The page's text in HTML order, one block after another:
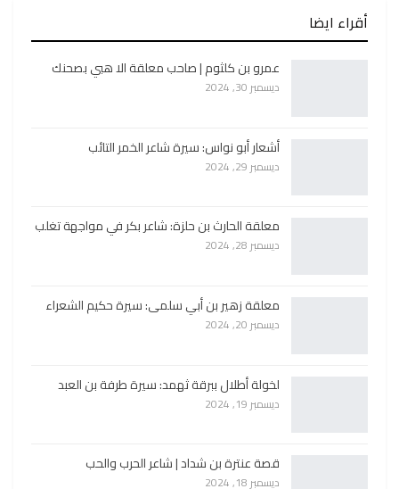
أقراء ايضا
عمرو بن كلثوم | صاحب معلقة الا هبي بصحنك
ديسمبر 30, 2024
أشعار أبو نواس: سيرة شاعر الخمر التائب
ديسمبر 29, 2024
معلقة الحارث بن حلزة: شاعر بكر في مواجهة تغلب
ديسمبر 28, 2024
معلقة زهير بن أبي سلمى: سيرة حكيم الشعراء
ديسمبر 20, 2024
لخولة أطلال ببرقة ثهمد: سيرة طرفة بن العبد
ديسمبر 19, 2024
قصة عنترة بن شداد | شاعر الحرب والحب
ديسمبر 18, 2024